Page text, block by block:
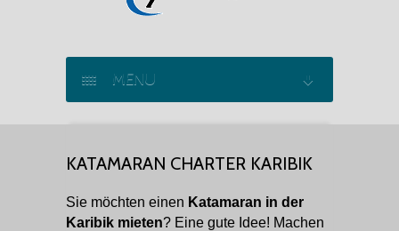
MENU
KATAMARAN CHARTER
MOTORYACHT CHARTER
KATAMARAN CHARTER KARIBIK
Sie möchten einen Katamaran in der
Karibik mieten? Eine gute Idee! Machen